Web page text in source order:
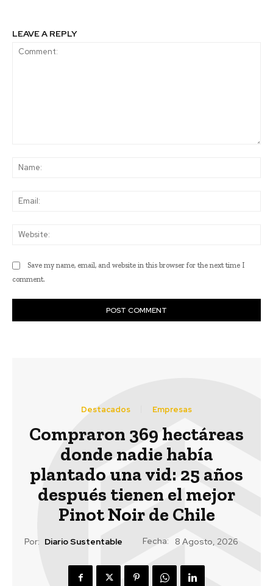
LEAVE A REPLY
Save my name, email, and website in this browser for the next time I
comment.